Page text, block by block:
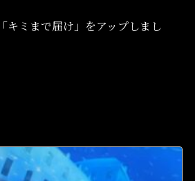
キミまで届け」をアップしまし